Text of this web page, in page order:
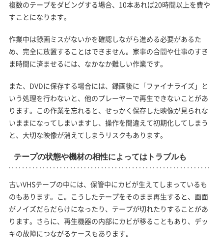
複数のテープをダビングする場合、10本あれば20時間以上を費や
すことになります。
作業中は録画ミスがないかを確認しながら進める必要があるた
め、完全に放置することはできません。家事の合間や仕事のすき
ま時間に済ませるには、なかなか難しい作業です。
また、DVDに保存する場合には、録画後に「ファイナライズ」と
いう処理を行わないと、他のプレーヤーで再生できないことがあ
ります。この作業を忘れると、せっかく保存した映像が見られな
いままになってしまいますし、操作を間違えて初期化してしまう
と、大切な映像が消えてしまうリスクもあります。
テープの状態や機材の相性によってはトラブルも
古いVHSテープの中には、保管中にカビが生えてしまっているも
のもあります。こ。こうしたテープをそのまま再生すると、画面
がノイズだらだらけになったり、テープが切れたりすることがあ
ります。さらに、再生機器の内部にカビが移ることもあり、デッ
キの故障につながるケースもあります。